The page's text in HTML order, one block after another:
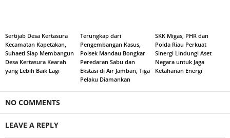
Sertijab Desa Kertasura
Kecamatan Kapetakan,
Suhaeti Siap Membangun
Desa Kertasura Kearah
yang Lebih Baik Lagi
Terungkap dari
Pengembangan Kasus,
Polsek Mandau Bongkar
Peredaran Sabu dan
Ekstasi di Air Jamban, Tiga
Pelaku Diamankan
SKK Migas, PHR dan
Polda Riau Perkuat
Sinergi Lindungi Aset
Negara untuk Jaga
Ketahanan Energi
NO COMMENTS
LEAVE A REPLY